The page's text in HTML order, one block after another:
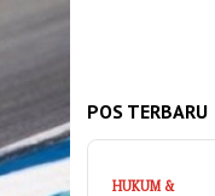
POS TERBARU
HUKUM &